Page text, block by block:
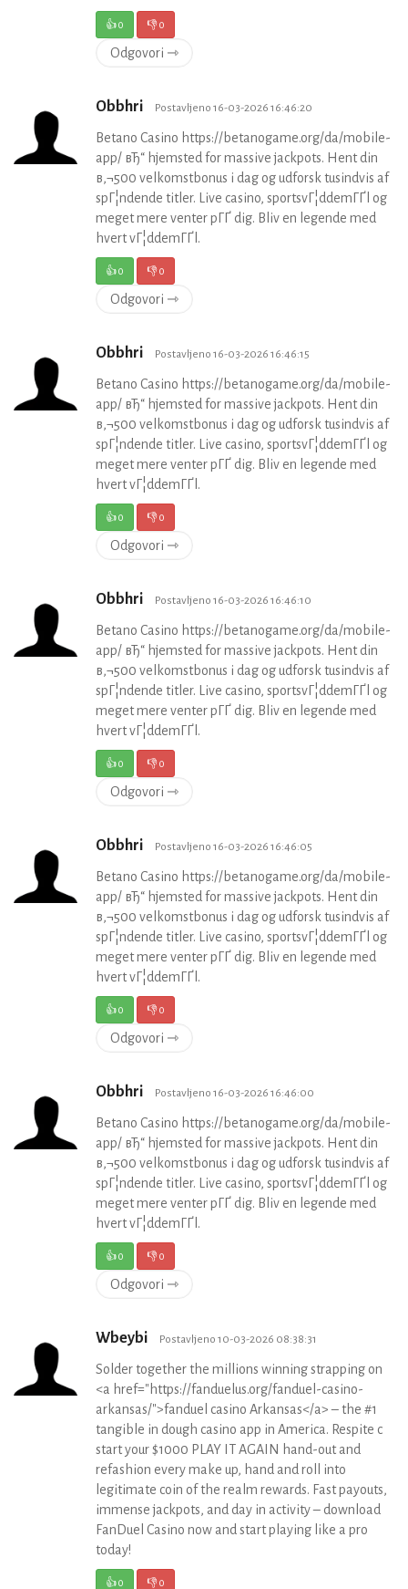
👍0 👎0
Odgovori ⇾
Obbhri Postavljeno 16-03-2026 16:46:20
Betano Casino https://betanogame.org/da/mobile-
app/ вЂ“ hjemsted for massive jackpots. Hent din
в‚¬500 velkomstbonus i dag og udforsk tusindvis af
spГ¦ndende titler. Live casino, sportsvГ¦ddemГҐl og
meget mere venter pГҐ dig. Bliv en legende med
hvert vГ¦ddemГҐl.
👍0 👎0
Odgovori ⇾
Obbhri Postavljeno 16-03-2026 16:46:15
Betano Casino https://betanogame.org/da/mobile-
app/ вЂ“ hjemsted for massive jackpots. Hent din
в‚¬500 velkomstbonus i dag og udforsk tusindvis af
spГ¦ndende titler. Live casino, sportsvГ¦ddemГҐl og
meget mere venter pГҐ dig. Bliv en legende med
hvert vГ¦ddemГҐl.
👍0 👎0
Odgovori ⇾
Obbhri Postavljeno 16-03-2026 16:46:10
Betano Casino https://betanogame.org/da/mobile-
app/ вЂ“ hjemsted for massive jackpots. Hent din
в‚¬500 velkomstbonus i dag og udforsk tusindvis af
spГ¦ndende titler. Live casino, sportsvГ¦ddemГҐl og
meget mere venter pГҐ dig. Bliv en legende med
hvert vГ¦ddemГҐl.
👍0 👎0
Odgovori ⇾
Obbhri Postavljeno 16-03-2026 16:46:05
Betano Casino https://betanogame.org/da/mobile-
app/ вЂ“ hjemsted for massive jackpots. Hent din
в‚¬500 velkomstbonus i dag og udforsk tusindvis af
spГ¦ndende titler. Live casino, sportsvГ¦ddemГҐl og
meget mere venter pГҐ dig. Bliv en legende med
hvert vГ¦ddemГҐl.
👍0 👎0
Odgovori ⇾
Obbhri Postavljeno 16-03-2026 16:46:00
Betano Casino https://betanogame.org/da/mobile-
app/ вЂ“ hjemsted for massive jackpots. Hent din
в‚¬500 velkomstbonus i dag og udforsk tusindvis af
spГ¦ndende titler. Live casino, sportsvГ¦ddemГҐl og
meget mere venter pГҐ dig. Bliv en legende med
hvert vГ¦ddemГҐl.
👍0 👎0
Odgovori ⇾
Wbeybi Postavljeno 10-03-2026 08:38:31
Solder together the millions winning strapping on
<a href="https://fanduelus.org/fanduel-casino-
arkansas/">fanduel casino Arkansas</a> – the #1
tangible in dough casino app in America. Respite c
start your $1000 PLAY IT AGAIN hand-out and
refashion every make up, hand and roll into
legitimate coin of the realm rewards. Fast payouts,
immense jackpots, and day in activity – download
FanDuel Casino now and start playing like a pro
today!
👍0 👎0